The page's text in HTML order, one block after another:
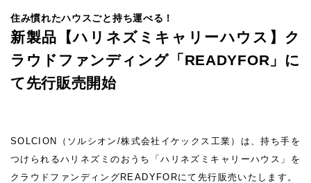
住み慣れたハウスごと持ち運べる！
新製品【ハリネズミキャリーハウス】ク
ラウドファンディング「READYFOR」に
て先行販売開始
SOLCION（ソルシオン/株式会社イケックス工業）は、持ち手を
つけられるハリネズミのおうち「ハリネズミキャリーハウス」を
クラウドファンディングREADYFORにて先行販売いたします。